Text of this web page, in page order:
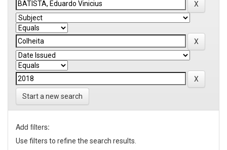
Start a new search
Add filters:
Use filters to refine the search results.